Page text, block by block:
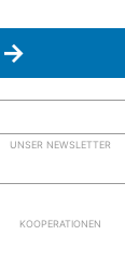
→
UNSER NEWSLETTER
KOOPERATIONEN